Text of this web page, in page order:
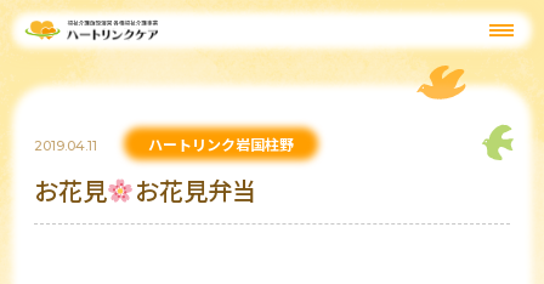
2019.04.11 ハートリンク岩国柱野
お花見 お花見弁当